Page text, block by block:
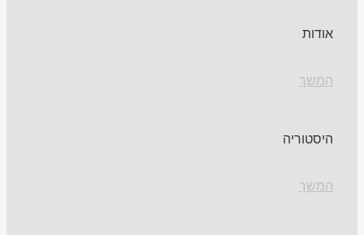
אודות
המשך
היסטוריה
המשך